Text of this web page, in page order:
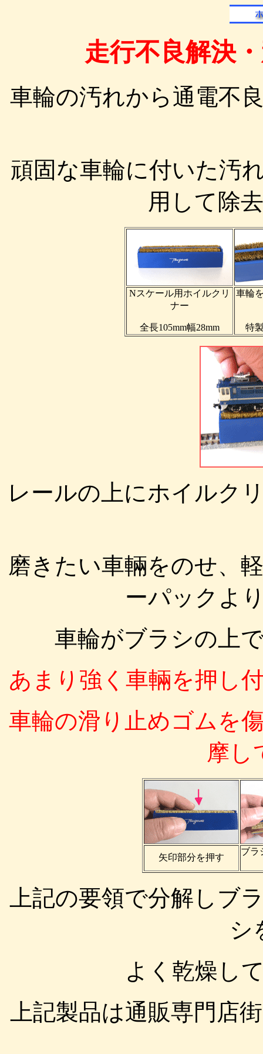
走行不良解決
車輪の汚れから通電不
頑固な車輪に付いた汚
用して除
Nスケール用ホイルクリ
ナー
全長105mm幅28mm
車輪
特
レールの上にホイルク
磨きたい車輛をのせ、
ーパックよ
車輪がブラシの上
あまり強く車輛を押し
車輪の滑り止めゴムを
摩し
矢印部分を押す
ブラ
上記の要領で分解しブ
シ
よく乾燥し
上記製品は通販専門店